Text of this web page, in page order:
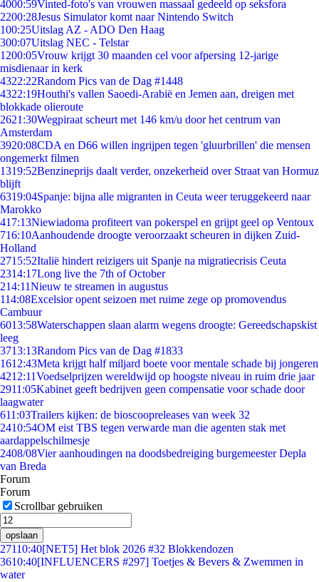
4000:59Vinted-foto's van vrouwen massaal gedeeld op seksfora
2200:28Jesus Simulator komt naar Nintendo Switch
100:25Uitslag AZ - ADO Den Haag
300:07Uitslag NEC - Telstar
1200:05Vrouw krijgt 30 maanden cel voor afpersing 12-jarige
misdienaar in kerk
4322:22Random Pics van de Dag #1448
4322:19Houthi's vallen Saoedi-Arabië en Jemen aan, dreigen met
blokkade olieroute
2621:30Wegpiraat scheurt met 146 km/u door het centrum van
Amsterdam
3920:08CDA en D66 willen ingrijpen tegen 'gluurbrillen' die mensen
ongemerkt filmen
1319:52Benzineprijs daalt verder, onzekerheid over Straat van Hormuz
blijft
6319:04Spanje: bijna alle migranten in Ceuta weer teruggekeerd naar
Marokko
417:13Niewiadoma profiteert van pokerspel en grijpt geel op Ventoux
716:10Aanhoudende droogte veroorzaakt scheuren in dijken Zuid-
Holland
2715:52Italië hindert reizigers uit Spanje na migratiecrisis Ceuta
2314:17Long live the 7th of October
214:11Nieuw te streamen in augustus
114:08Excelsior opent seizoen met ruime zege op promovendus
Cambuur
6013:58Waterschappen slaan alarm wegens droogte: Gereedschapskist
leeg
3713:13Random Pics van de Dag #1833
1612:43Meta krijgt half miljard boete voor mentale schade bij jongeren
4212:11Voedselprijzen wereldwijd op hoogste niveau in ruim drie jaar
2911:05Kabinet geeft bedrijven geen compensatie voor schade door
laagwater
611:03Trailers kijken: de bioscoopreleases van week 32
2410:54OM eist TBS tegen verwarde man die agenten stak met
aardappelschilmesje
2408/08Vier aanhoudingen na doodsbedreiging burgemeester Depla
van Breda
Forum
Forum
Scrollbar gebruiken
opslaan
27110:40[NET5] Het blok 2026 #32 Blokkendozen
3610:40[INFLUENCERS #297] Toetjes & Bevers & Zwemmen in
water